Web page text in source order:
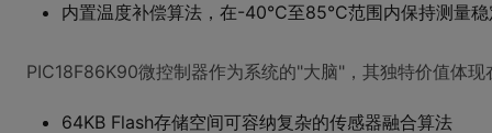
内置温度补偿算法，在-40°C至85°C范围内保持测量
PIC18F86K90微控制器作为系统的"大脑"，其独特价值体现
64KB Flash存储空间可容纳复杂的传感器融合算法